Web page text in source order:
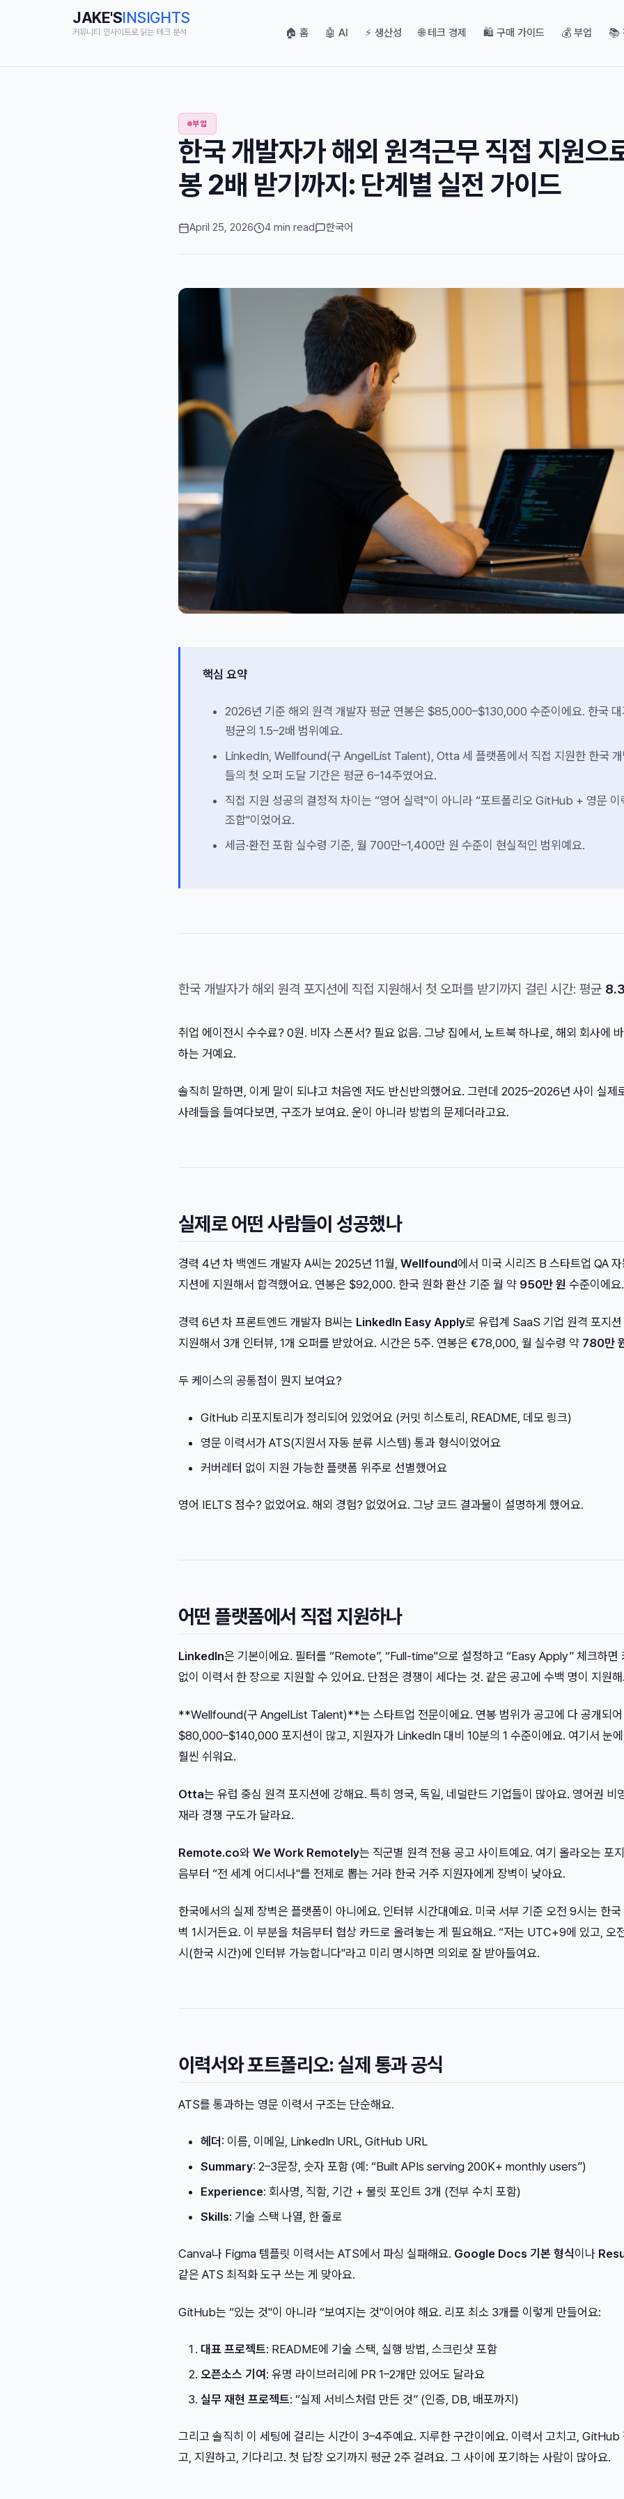
JAKE'SINSIGHTS
커뮤니티 인사이트로 읽는 테크 분석 🏠 홈 🤖 AI ⚡ 생산성 🌐 테크 경제 🛍️ 구매 가이드 💰 부업 📚
부업
한국 개발자가 해외 원격근무 직접 지원으
봉 2배 받기까지: 단계별 실전 가이드
April 25, 2026 4 min read 한국어
핵심 요약
2026년 기준 해외 원격 개발자 평균 연봉은 $85,000–$130,000 수준이에요. 한국 대
평균의 1.5–2배 범위예요.
LinkedIn, Wellfound(구 AngelList Talent), Otta 세 플랫폼에서 직접 지원한 한국
들의 첫 오퍼 도달 기간은 평균 6–14주였어요.
직접 지원 성공의 결정적 차이는 “영어 실력"이 아니라 “포트폴리오 GitHub + 영문 이
조합"이었어요.
세금·환전 포함 실수령 기준, 월 700만–1,400만 원 수준이 현실적인 범위예요.
한국 개발자가 해외 원격 포지션에 직접 지원해서 첫 오퍼를 받기까지 걸린 시간: 평균
취업 에이전시 수수료? 0원. 비자 스폰서? 필요 없음. 그냥 집에서, 노트북 하나로, 해외 회사에
하는 거예요.
솔직히 말하면, 이게 말이 되냐고 처음엔 저도 반신반의했어요. 그런데 2025–2026년 사이 실제
사례들을 들여다보면, 구조가 보여요. 운이 아니라 방법의 문제더라고요.
실제로 어떤 사람들이 성공했나
경력 4년 차 백엔드 개발자 A씨는 2025년 11월, Wellfound에서 미국 시리즈 B 스타트업 QA
지션에 지원해서 합격했어요. 연봉은 $92,000. 한국 원화 환산 기준 월 약 950만 원 수준이에요.
경력 6년 차 프론트엔드 개발자 B씨는 LinkedIn Easy Apply로 유럽계 SaaS 기업 원격 포지션
지원해서 3개 인터뷰, 1개 오퍼를 받았어요. 시간은 5주. 연봉은 €78,000, 월 실수령 약 780만
두 케이스의 공통점이 뭔지 보여요?
GitHub 리포지토리가 정리되어 있었어요 (커밋 히스토리, README, 데모 링크)
영문 이력서가 ATS(지원서 자동 분류 시스템) 통과 형식이었어요
커버레터 없이 지원 가능한 플랫폼 위주로 선별했어요
영어 IELTS 점수? 없었어요. 해외 경험? 없었어요. 그냥 코드 결과물이 설명하게 했어요.
어떤 플랫폼에서 직접 지원하나
LinkedIn은 기본이에요. 필터를 “Remote”, “Full-time"으로 설정하고 “Easy Apply” 체크하면
없이 이력서 한 장으로 지원할 수 있어요. 단점은 경쟁이 세다는 것. 같은 공고에 수백 명이 지원
**Wellfound(구 AngelList Talent)**는 스타트업 전문이에요. 연봉 범위가 공고에 다 공개되어
$80,000–$140,000 포지션이 많고, 지원자가 LinkedIn 대비 10분의 1 수준이에요. 여기서 눈
훨씬 쉬워요.
Otta는 유럽 중심 원격 포지션에 강해요. 특히 영국, 독일, 네덜란드 기업들이 많아요. 영어권 비
재라 경쟁 구도가 달라요.
Remote.co와 We Work Remotely는 직군별 원격 전용 공고 사이트예요. 여기 올라오는 포
음부터 “전 세계 어디서나"를 전제로 뽑는 거라 한국 거주 지원자에게 장벽이 낮아요.
한국에서의 실제 장벽은 플랫폼이 아니에요. 인터뷰 시간대예요. 미국 서부 기준 오전 9시는 한국
벽 1시거든요. 이 부분을 처음부터 협상 카드로 올려놓는 게 필요해요. “저는 UTC+9에 있고, 오
시(한국 시간)에 인터뷰 가능합니다"라고 미리 명시하면 의외로 잘 받아들여요.
이력서와 포트폴리오: 실제 통과 공식
ATS를 통과하는 영문 이력서 구조는 단순해요.
헤더: 이름, 이메일, LinkedIn URL, GitHub URL
Summary: 2–3문장, 숫자 포함 (예: “Built APIs serving 200K+ monthly users”)
Experience: 회사명, 직함, 기간 + 불릿 포인트 3개 (전부 수치 포함)
Skills: 기술 스택 나열, 한 줄로
Canva나 Figma 템플릿 이력서는 ATS에서 파싱 실패해요. Google Docs 기본 형식이나
같은 ATS 최적화 도구 쓰는 게 맞아요.
GitHub는 “있는 것"이 아니라 “보여지는 것"이어야 해요. 리포 최소 3개를 이렇게 만들어요:
대표 프로젝트: README에 기술 스택, 실행 방법, 스크린샷 포함
오픈소스 기여: 유명 라이브러리에 PR 1–2개만 있어도 달라요
실무 재현 프로젝트: “실제 서비스처럼 만든 것” (인증, DB, 배포까지)
그리고 솔직히 이 세팅에 걸리는 시간이 3–4주예요. 지루한 구간이에요. 이력서 고치고, GitHub
고, 지원하고, 기다리고. 첫 답장 오기까지 평균 2주 걸려요. 그 사이에 포기하는 사람이 많아요.